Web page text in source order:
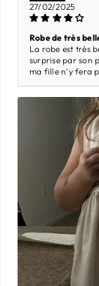
27/02/2025
Robe de très
La robe est très
surprise par son
ma fille n’y fera